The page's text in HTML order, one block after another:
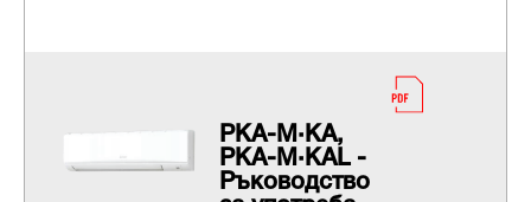
PKA-M·KA,
PKA-M·KAL -
Ръководство